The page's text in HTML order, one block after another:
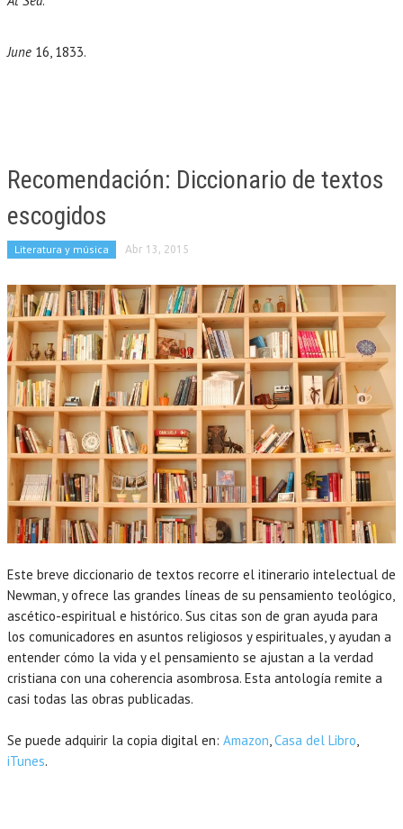
June 16, 1833.
Recomendación: Diccionario de textos
escogidos
Literatura y música Abr 13, 2015
Este breve diccionario de textos recorre el itinerario intelectual de
Newman, y ofrece las grandes líneas de su pensamiento teológico,
ascético-espiritual e histórico. Sus citas son de gran ayuda para
los comunicadores en asuntos religiosos y espirituales, y ayudan a
entender cómo la vida y el pensamiento se ajustan a la verdad
cristiana con una coherencia asombrosa. Esta antología remite a
casi todas las obras publicadas.
Se puede adquirir la copia digital en: Amazon Casa del Libro
iTunes.